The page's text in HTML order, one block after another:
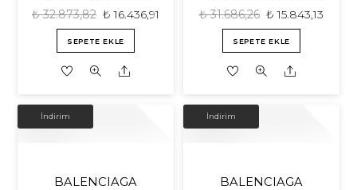
₺32.873,82 ₺ 16.436,91
SEPETE EKLE
Share
₺31.686,26 ₺ 15.843,13
SEPETE EKLE
Share
İndirim
BALENCIAGA
İndirim
BALENCIAGA